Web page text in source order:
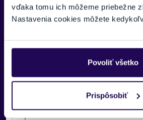
vďaka tomu ich môžeme priebežne
Nastavenia cookies môžete
Povoliť všetko
Prispôsobiť
E-MAIL: